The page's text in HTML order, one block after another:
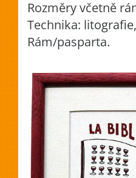
Rozměry včetně
Technika:
Rám/pasparta.